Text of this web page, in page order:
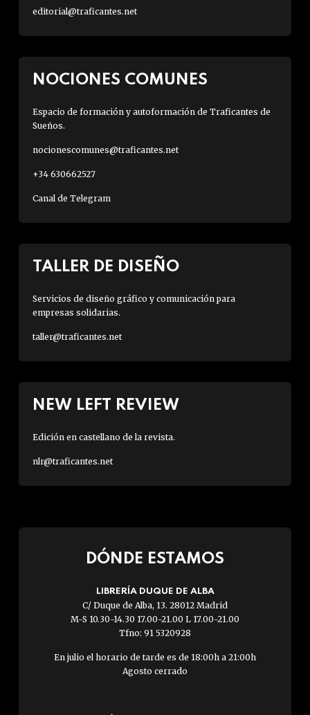
editorial@traficantes.net
NOCIONES COMUNES
Espacio de formación y autoformación de Traficantes de
Sueños.
nocionescomunes@traficantes.net
+34 630662527
Canal de Telegram
TALLER DE DISEÑO
Servicios de diseño gráfico y comunicación para
empresas solidarias.
taller@traficantes.net
NEW LEFT REVIEW
Edición en castellano de la revista.
nlr@traficantes.net
DÓNDE ESTAMOS
LIBRERÍA DUQUE DE ALBA
C/ Duque de Alba, 13. 28012 Madrid
M-S 10.30-14.30 17.00-21.00 L 17.00-21.00
Tfno: 91 5320928
En julio el horario de tarde es de 18:00h a 21:00h
Agosto cerrado